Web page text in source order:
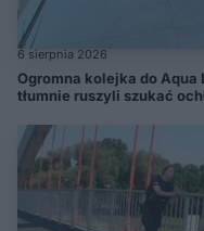
6 sierpnia 2026
Ogromna kolejka do Aqua
tłumnie ruszyli szukać